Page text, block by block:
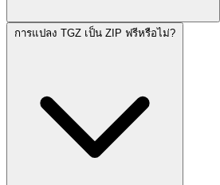
การแปลง TGZ เป็น ZIP ฟรีหรือไม่?